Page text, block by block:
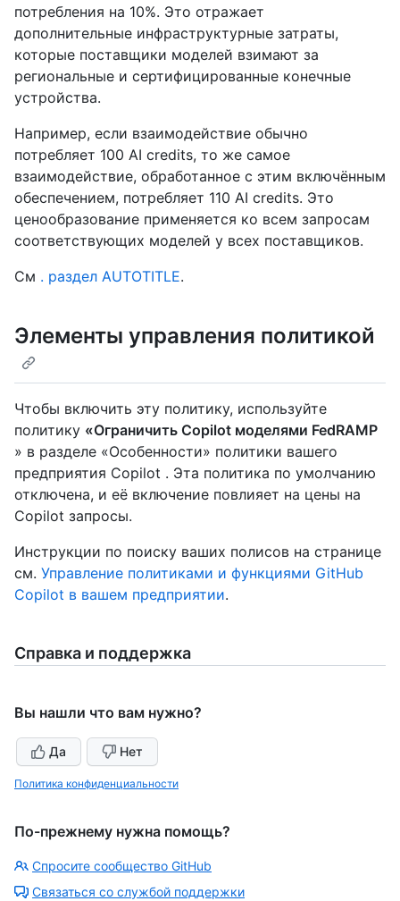
потребления на 10%. Это отражает
дополнительные инфраструктурные затраты,
которые поставщики моделей взимают за
региональные и сертифицированные конечные
устройства.
Например, если взаимодействие обычно
потребляет 100 AI credits, то же самое
взаимодействие, обработанное с этим включённым
обеспечением, потребляет 110 AI credits. Это
ценообразование применяется ко всем запросам
соответствующих моделей у всех поставщиков.
См . раздел AUTOTITLE.
Элементы управления политикой
Чтобы включить эту политику, используйте
политику «Ограничить Copilot моделями FedRAMP
» в разделе «Особенности» политики вашего
предприятия Copilot . Эта политика по умолчанию
отключена, и её включение повлияет на цены на
Copilot запросы.
Инструкции по поиску ваших полисов на странице
см. Управление политиками и функциями GitHub
Copilot в вашем предприятии.
Справка и поддержка
Вы нашли что вам нужно?
Да Нет
Политика конфиденциальности
По-прежнему нужна помощь?
Спросите сообщество GitHub
Связаться со службой поддержки